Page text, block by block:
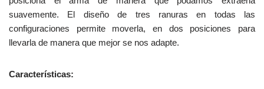
suavemente. El diseño de tres ranuras en todas las
configuraciones permite moverla, en dos posiciones para
llevarla de manera que mejor se nos adapte.
Características: